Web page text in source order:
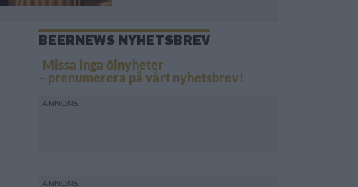
BEERNEWS NYHETSBREV
Missa inga ölnyheter
– prenumerera på vårt nyhetsbrev!